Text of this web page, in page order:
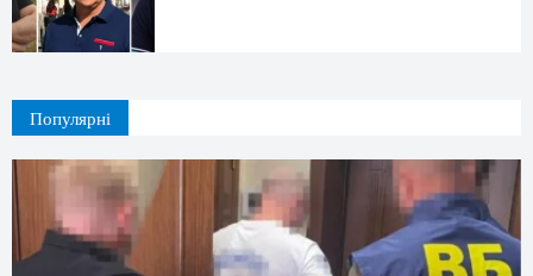
Популярні